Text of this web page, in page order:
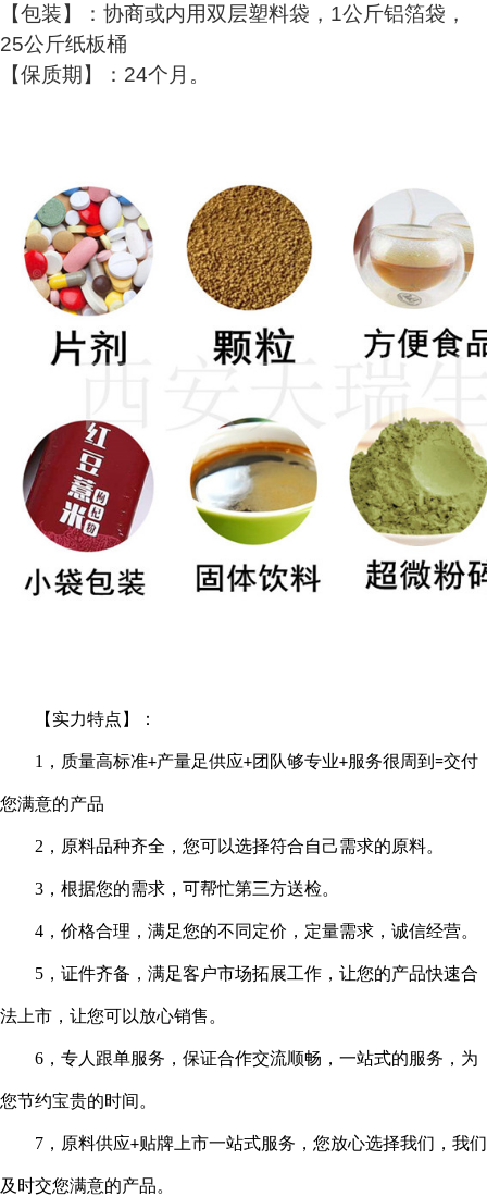
【包装】：协商或内用双层塑料袋，1公斤铝箔袋，
25公斤纸板桶
【保质期】：24个月。
【实力特点】：
1 ，质量高标准+产量足供应+团队够专业+服务很周到 =交付
您满意的产品
2 ，原料品种齐全，您可以选择符合自己需求的原料。
3 ，根据您的需求，可帮忙第三方送检。
4 ，价格合理，满足您的不同定价，定量需求，诚信经营。
5 ，证件齐备，满足客户市场拓展工作，让您的产品快速合
法上市，让您可以放心销售。
6 ，专人跟单服务，保证合作交流顺畅，一站式的服务，为
您节约宝贵的时间。
7 ，原料供应+贴牌上市一站式服务，您放心选择我们，我们
及时交您满意的产品。